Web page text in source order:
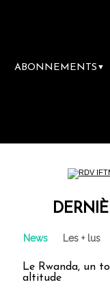
ABONNEMENTS ▼
News Les + lus
Le Rwanda, un
altitude